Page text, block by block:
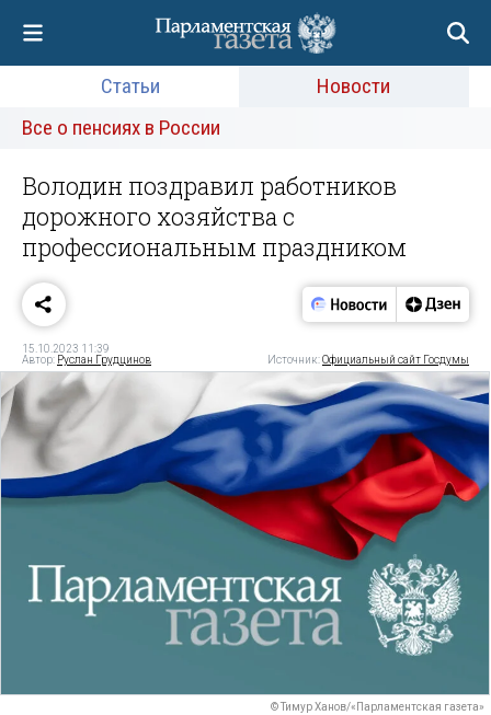
Статьи
Новости
Все о пенсиях в России
Володин поздравил работников
дорожного хозяйства с
профессиональным праздником
15.10.2023 11:39
Автор: Руслан Грудцинов Источник:Официальный сайт Госдумы
© Тимур Ханов/«Парламентская газета»